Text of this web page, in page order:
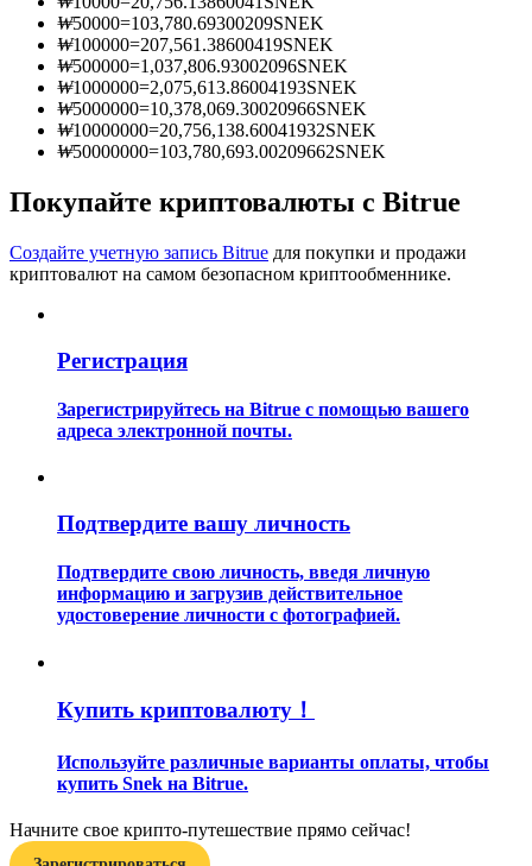
Информация
Анализ больших данных, включая торговую информацию
и т. д.
Гид
Торговые стратегии
Узнайте, как оставаться прибыльным
₩50000=103,780.69300209SNEK
₩100000=207,561.38600419SNEK
₩500000=1,037,806.93002096SNEK
₩1000000=2,075,613.86004193SNEK
₩5000000=10,378,069.30020966SNEK
₩10000000=20,756,138.60041932SNEK
₩50000000=103,780,693.00209662SNEK
Покупайте криптовалюты с Bitrue
Создайте учетную запись Bitrue для покупки и продажи
криптовалют на самом безопасном криптообменнике.
Регистрация
Зарегистрируйтесь на Bitrue с помощью вашего
адреса электронной почты.
Подтвердите вашу личность
Подтвердите свою личность, введя личную
информацию и загрузив действительное
удостоверение личности с фотографией.
Купить криптовалюту！
Используйте различные варианты оплаты, чтобы
купить Snek на Bitrue.
Начните свое крипто-путешествие прямо сейчас!